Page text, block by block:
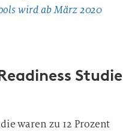
wird ab März 2020
Studie
waren zu 12 Prozent